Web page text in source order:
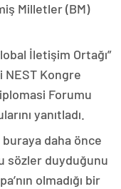
Milletler (BM)
İletişim Ortağı”
NEST Kongre
Forumu
yanıtladı.
daha önce
sözler duyduğunu
olmadığı bir